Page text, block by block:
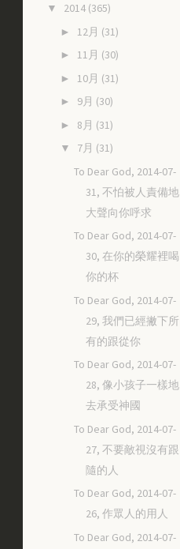
▼ 2014 (365)
► 12月 (31)
► 11月 (30)
► 10月 (31)
► 9月 (30)
► 8月 (31)
▼ 7月 (31)
To Dear God, 2014-07-
31, 不怕被人責備地
大聲向你呼求
To Dear God, 2014-07-
30, 在你的榮耀裡喝
你的杯
To Dear God, 2014-07-
29, 我們已經撇下所
有的跟從你
To Dear God, 2014-07-
28, 像小孩子一樣地
去承受神國
To Dear God, 2014-07-
27, 不要敵視沒有跟
隨的人
To Dear God, 2014-07-
26, 作眾人的用人
To Dear God, 2014-07-